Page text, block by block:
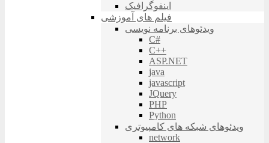
اینفوگرافیک
فیلم های آموزشی
ویدئوهای برنامه نویسی
C#
C++
ASP.NET
java
javascript
JQuery
PHP
Python
ویدئوهای شبکه های کامپیوتری
network